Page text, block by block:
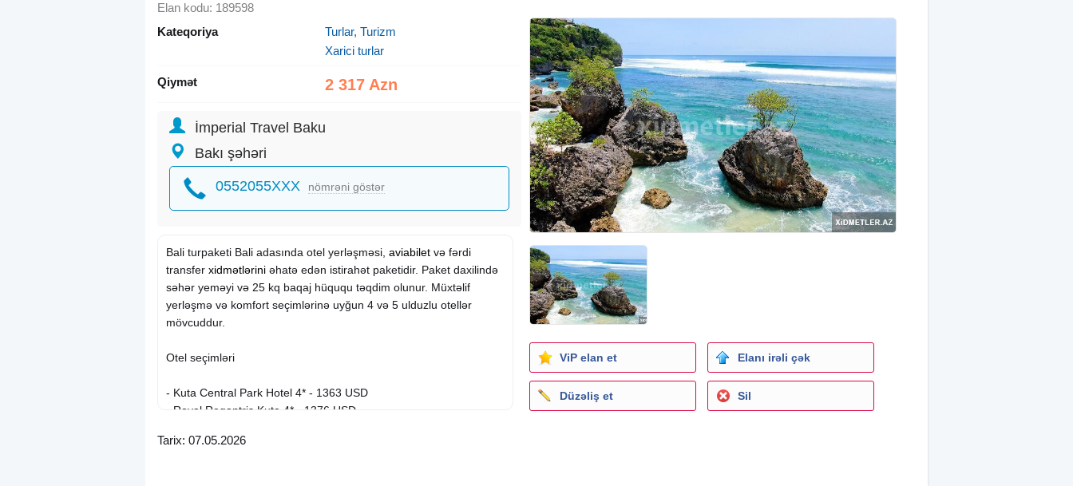
Elan kodu: 189598
Kateqoriya
Turlar, Turizm
Xarici turlar
Qiymət 2 317 Azn
İmperial Travel Baku
Bakı şəhəri
0552055XXX nömrəni göstər
Bali turpaketi Bali adasında otel yerləşməsi, aviabilet və fərdi
transfer xidmətlərini əhatə edən istirahət paketidir. Paket daxilində
səhər yeməyi və 25 kq baqaj hüququ təqdim olunur. Müxtəlif
yerləşmə və komfort seçimlərinə uyğun 4 və 5 ulduzlu otellər
mövcuddur.
Otel seçimləri
- Kuta Central Park Hotel 4* - 1363 USD
- Royal Regantris Kuta 4* - 1376 USD
- Roomates Surf Camp Canggu 5* - 1328 USD
Tarix: 07.05.2026
ViP elan et Elanı irəli çək
Düzəliş et Sil